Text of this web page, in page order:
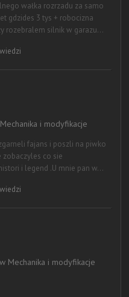
wałka rozrzadu za samo
gdzides 3 tys + robocizna
rozebralem silnik w garazu...
Mechanika i modyfikacje
fajans i poszli na piwko
co sie
i legend .U mnie pan w...
Mechanika i modyfikacje